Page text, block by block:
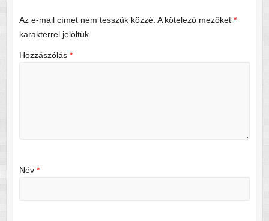
Az e-mail címet nem tesszük közzé. A kötelező mezőket *
karakterrel jelöltük
Hozzászólás *
Név *